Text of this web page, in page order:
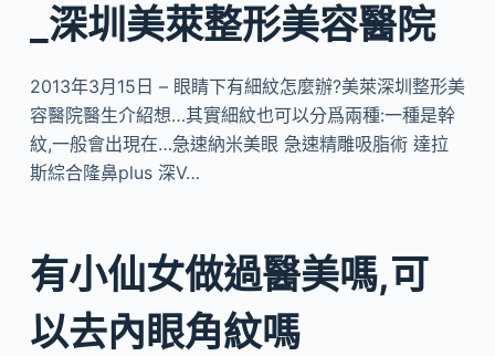
_深圳美萊整形美容醫院
2013年3月15日 – 眼睛下有細紋怎麼辦?美萊深圳整形美
容醫院醫生介紹想…其實細紋也可以分爲兩種:一種是幹
紋,一般會出現在…急速納米美眼 急速精雕吸脂術 達拉
斯綜合隆鼻plus 深V…
有小仙女做過醫美嗎,可
以去內眼角紋嗎